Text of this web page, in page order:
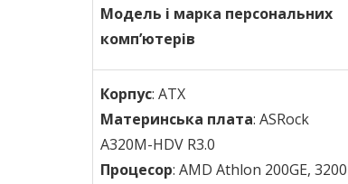
Модель і марка персональних
комп’ютерів
Корпус: ATX
Материнська плата: ASRock
A320M-HDV R3.0
Процесор: AMD Athlon 200GE, 3200